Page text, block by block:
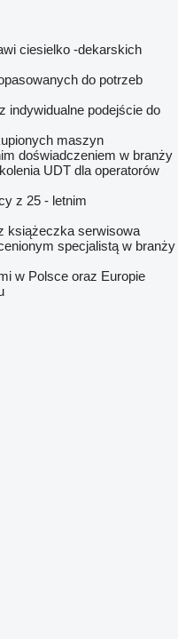
ciesielko -dekarskich
do potrzeb
indywidualne podejście do
maszyn
doświadczeniem w branży
UDT dla operatorów
z 25 - letnim
książeczka serwisowa
specjalistą w branży
w Polsce oraz Europie